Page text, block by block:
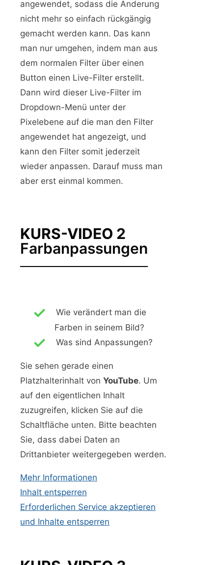
angewendet, sodass die Änderung
nicht mehr so einfach rückgängig
gemacht werden kann. Das kann
man nur umgehen, indem man aus
dem normalen Filter über einen
Button einen Live-Filter erstellt.
Dann wird dieser Live-Filter im
Dropdown-Menü unter der
Pixelebene auf die man den Filter
angewendet hat angezeigt, und
kann den Filter somit jederzeit
wieder anpassen. Darauf muss man
aber erst einmal kommen.
KURS-VIDEO 2
Farbanpassungen
Wie verändert man die
Farben in seinem Bild?
Was sind Anpassungen?
Sie sehen gerade einen
Platzhalterinhalt von YouTube. Um
auf den eigentlichen Inhalt
zuzugreifen, klicken Sie auf die
Schaltfläche unten. Bitte beachten
Sie, dass dabei Daten an
Drittanbieter weitergegeben werden.
Mehr Informationen
Inhalt entsperren
Erforderlichen Service akzeptieren
und Inhalte entsperren